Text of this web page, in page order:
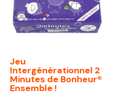
Jeu
Intergénérationnel 2
Minutes de Bonheur®
Ensemble !